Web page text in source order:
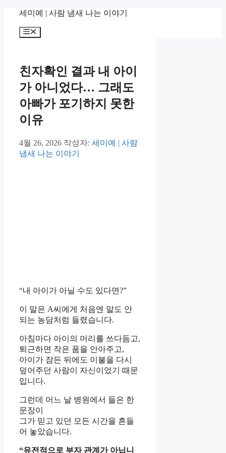
세미예 | 사람 냄새 나는 이야기
메
친자확인 결과 내 아이
가 아니었다… 그래도
아빠가 포기하지 못한
이유
4월 26, 2026 작성자: 세미예 | 사람
냄새 나는 이야기
“내 아이가 아닐 수도 있다면?”
이 말은 A씨에게 처음엔 말도 안
되는 농담처럼 들렸습니다.
아침마다 아이의 머리를 쓰다듬고,
퇴근하면 작은 품을 안아주고,
아이가 잠든 뒤에도 이불을 다시
덮어주던 사람이 자신이었기 때문
입니다.
그런데 어느 날 병원에서 들은 한
문장이
그가 믿고 있던 모든 시간을 흔들
어 놓았습니다.
“유전적으로 부자 관계가 아닙니